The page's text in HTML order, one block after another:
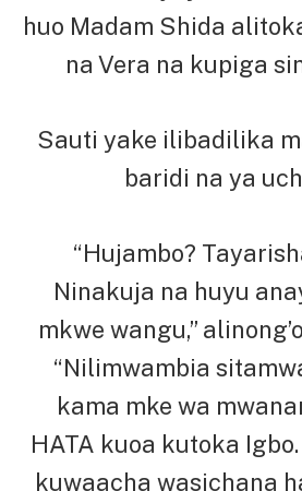
huo Madam Shida
na Vera na kupiga
Sauti yake ilibadilika
baridi na ya
“Hujambo?
Ninakuja na huyu
mkwe wangu,”
“Nilimwambia
kama mke wa
HATA kuoa kutoka
kuwaacha wasichana